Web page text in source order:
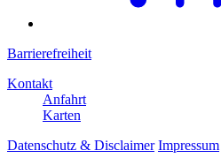
Barrierefreiheit
Kontakt
Anfahrt
Karten
Datenschutz & Disclaimer Impressum